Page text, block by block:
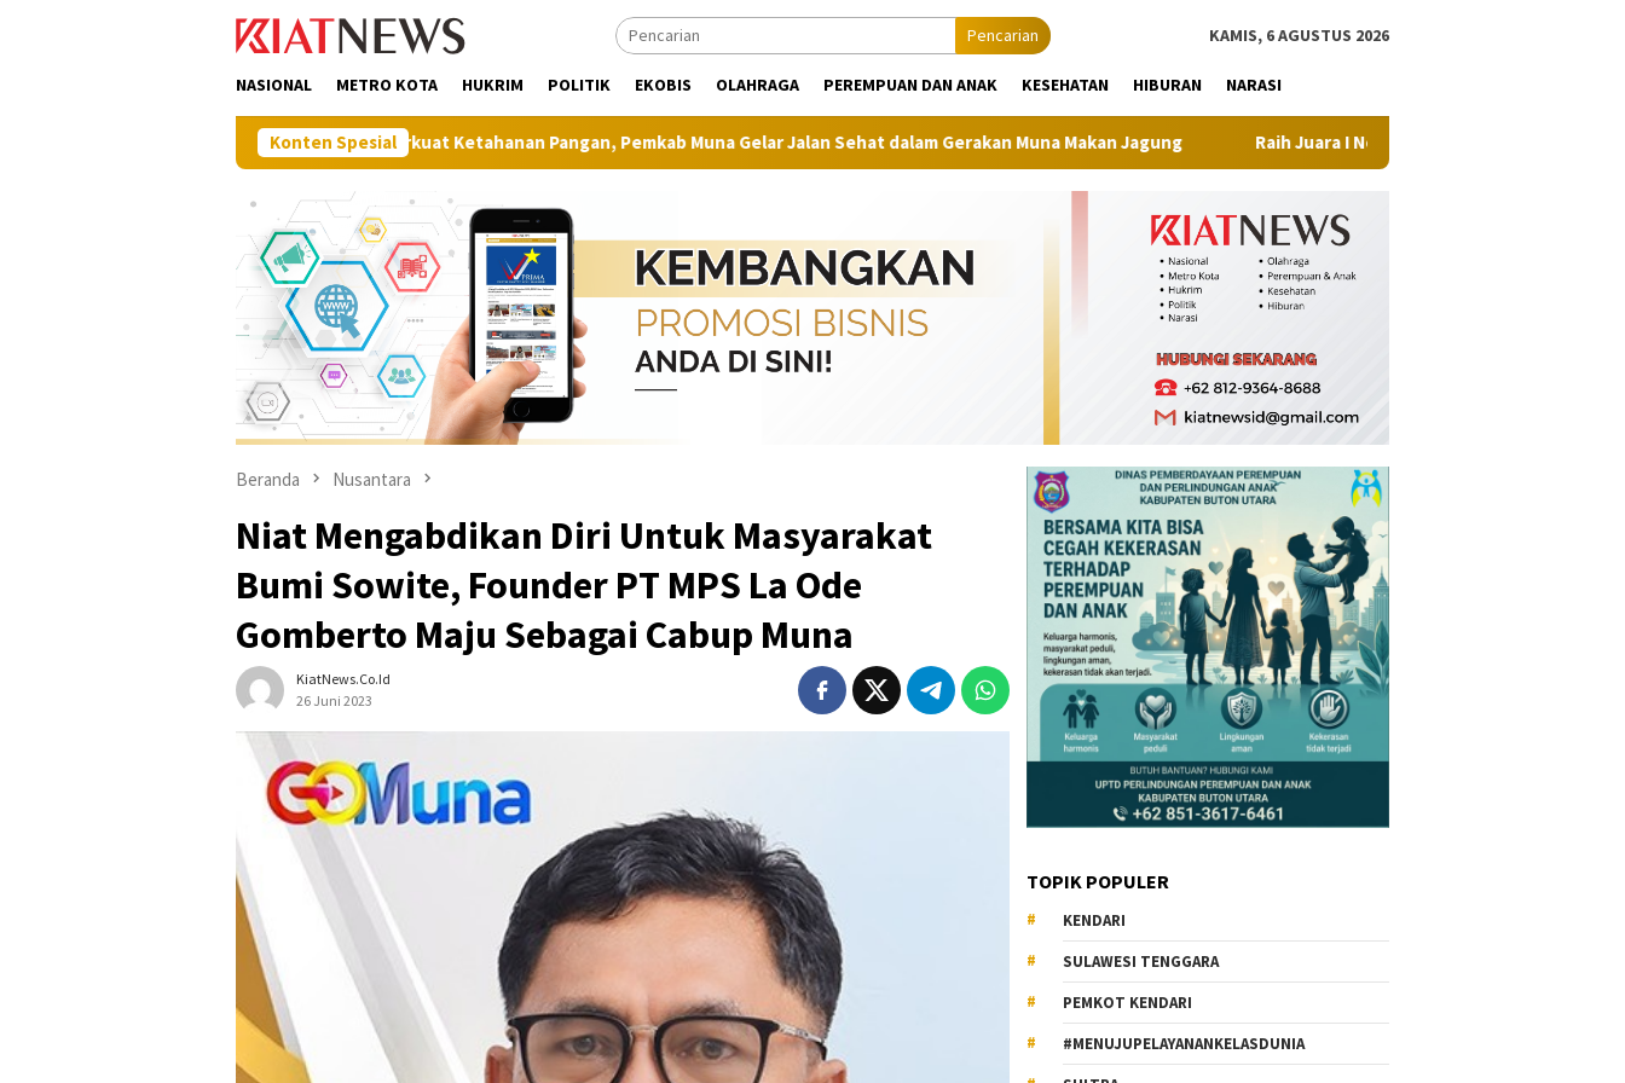
Pencarian KAMIS, 6 AGUSTUS 2026
NASIONAL METRO KOTA HUKRIM POLITIK EKOBIS OLAHRAGA PEREMPUAN DAN ANAK KESEHATAN HIBURAN NARASI
Konten Spesial
Perkuat Ketahanan Pangan, Pemkab Muna Gelar Jalan Sehat dalam Gerakan Muna Makan Jagung Raih Juara I Nona Indonesia Sultra 2026, Maliqa Aurora Janiqa Siap
Beranda Nusantara
Niat Mengabdikan Diri Untuk Masyarakat
Bumi Sowite, Founder PT MPS La Ode
Gomberto Maju Sebagai Cabup Muna
KiatNews.co.id
26 Juni 2023
TOPIK POPULER
KENDARI
SULAWESI TENGGARA
PEMKOT KENDARI
#MENUJUPELAYANANKELASDUNIA